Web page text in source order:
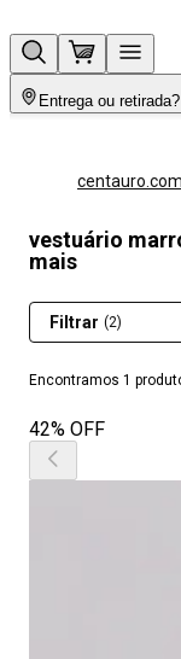
Entrega ou retirada?
vestuário
mais
Encontramos 1
Filtrar (2)
42% OFF